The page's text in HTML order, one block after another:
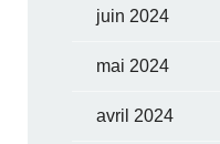
juin 2024
mai 2024
avril 2024